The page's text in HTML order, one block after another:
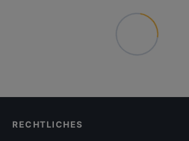
RECHTLICHES